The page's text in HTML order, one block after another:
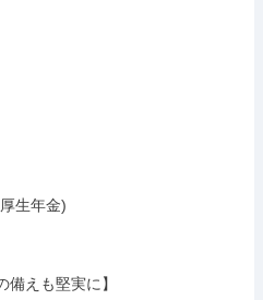
生年金)
備えも堅実に】